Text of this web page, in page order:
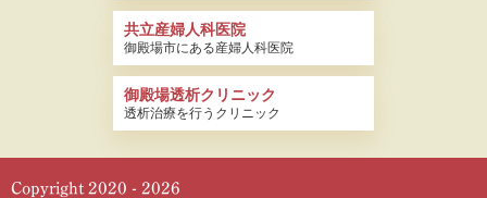
共立産婦人科医院
御殿場市にある産婦人科医院
御殿場透析クリニック
透析治療を行うクリニック
Copyright 2020 - 2026